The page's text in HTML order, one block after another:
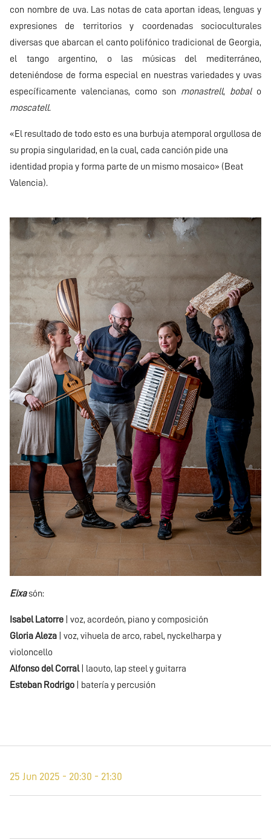
con nombre de uva. Las notas de cata aportan ideas, lenguas y
expresiones de territorios y coordenadas socioculturales
diversas que abarcan el canto polifónico tradicional de Georgia,
el tango argentino, o las músicas del mediterráneo,
deteniéndose de forma especial en nuestras variedades y uvas
específicamente valencianas, como son monastrell, bobal o
moscatell.
«El resultado de todo esto es una burbuja atemporal orgullosa de
su propia singularidad, en la cual, cada canción pide una
identidad propia y forma parte de un mismo mosaico» (Beat
Valencia).
Eixasón:
Isabel Latorre | voz, acordeón, piano y composición
Gloria Aleza | voz, vihuela de arco, rabel, nyckelharpa y
violoncello
Alfonso del Corral| laouto, lap steel y guitarra
Esteban Rodrigo | batería y percusión
25 Jun 2025 - 20:30 - 21:30